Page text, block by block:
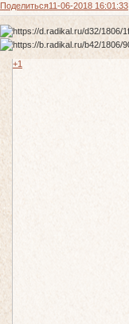
Поделиться11-06-2018 16:01:33
+1